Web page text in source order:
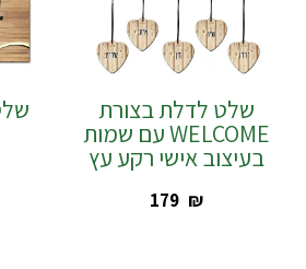
שלט לדלת בצורת
WELCOME עם שמות
בעיצוב אישי רקע עץ
‎179 ₪